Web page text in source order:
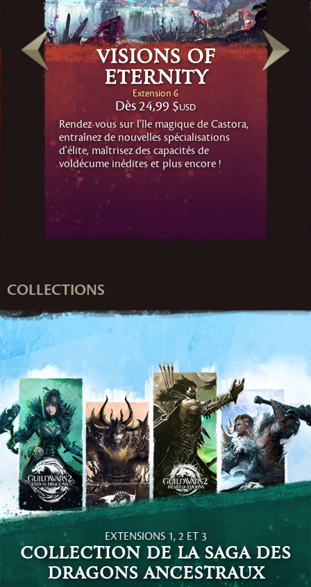
Visions of
Eternity
Extension 6
Dès 24,99 $USD
Rendez-vous sur l'île magique de Castora,
entraînez de nouvelles spécialisations
d'élite, maîtrisez des capacités de
voldécume inédites et plus encore !
COLLECTIONS
EXTENSIONS 1, 2 ET 3
Collection de la Saga des
dragons ancestraux